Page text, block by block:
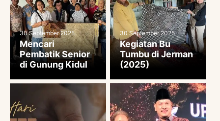
30 September 2025
Mencari
Pembatik Senior
di Gunung Kidul
30 September 2025
Kegiatan Bu
Tumbu di Jerman
(2025)